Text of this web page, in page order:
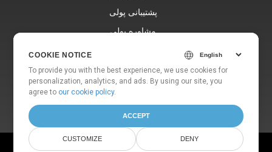
پشتیبانی پولی
مشاوره پولی
وب سایت ها
در باره
© Aspose Pty Ltd 2001-2026. All Rights Reserved.
COOKIE NOTICE
To provide you with the best experience, we use cookies for
personalization, analytics, and ads. By using our site, you
agree to our cookie policy.
ACCEPT
CUSTOMIZE DENY